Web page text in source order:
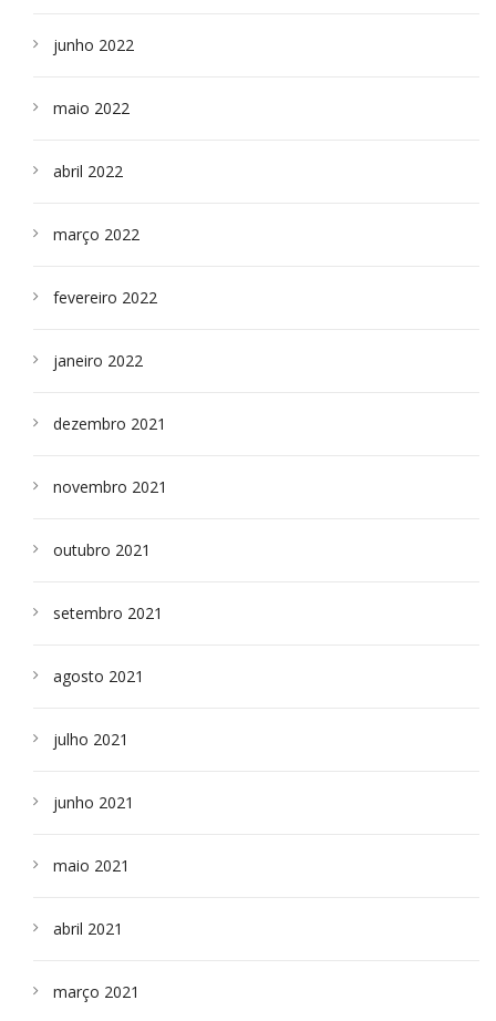
junho 2022
maio 2022
abril 2022
março 2022
fevereiro 2022
janeiro 2022
dezembro 2021
novembro 2021
outubro 2021
setembro 2021
agosto 2021
julho 2021
junho 2021
maio 2021
abril 2021
março 2021